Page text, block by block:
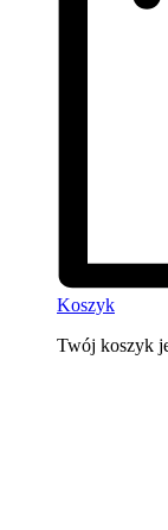
Koszyk
Twój koszyk